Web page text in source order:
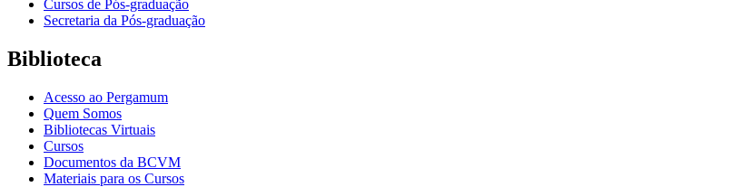
Cursos de Pós-graduação
Secretaria da Pós-graduação
Biblioteca
Acesso ao Pergamum
Quem Somos
Bibliotecas Virtuais
Cursos
Documentos da BCVM
Materiais para os Cursos